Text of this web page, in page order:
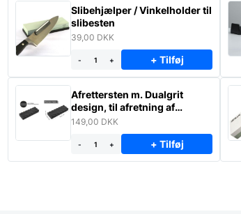
Slibehjælper / Vinkelholder til
slibesten
39,00 DKK
- + + Tilføj
Afrettersten m. Dualgrit
design, til afretning af
slibesten
149,00 DKK
- + + Tilføj